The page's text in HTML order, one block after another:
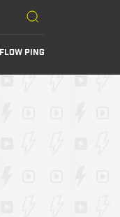
FLOW PING